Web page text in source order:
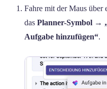
Fahre mit der Maus über
das Planner-Symbol →
Aufgabe hinzufügen“.